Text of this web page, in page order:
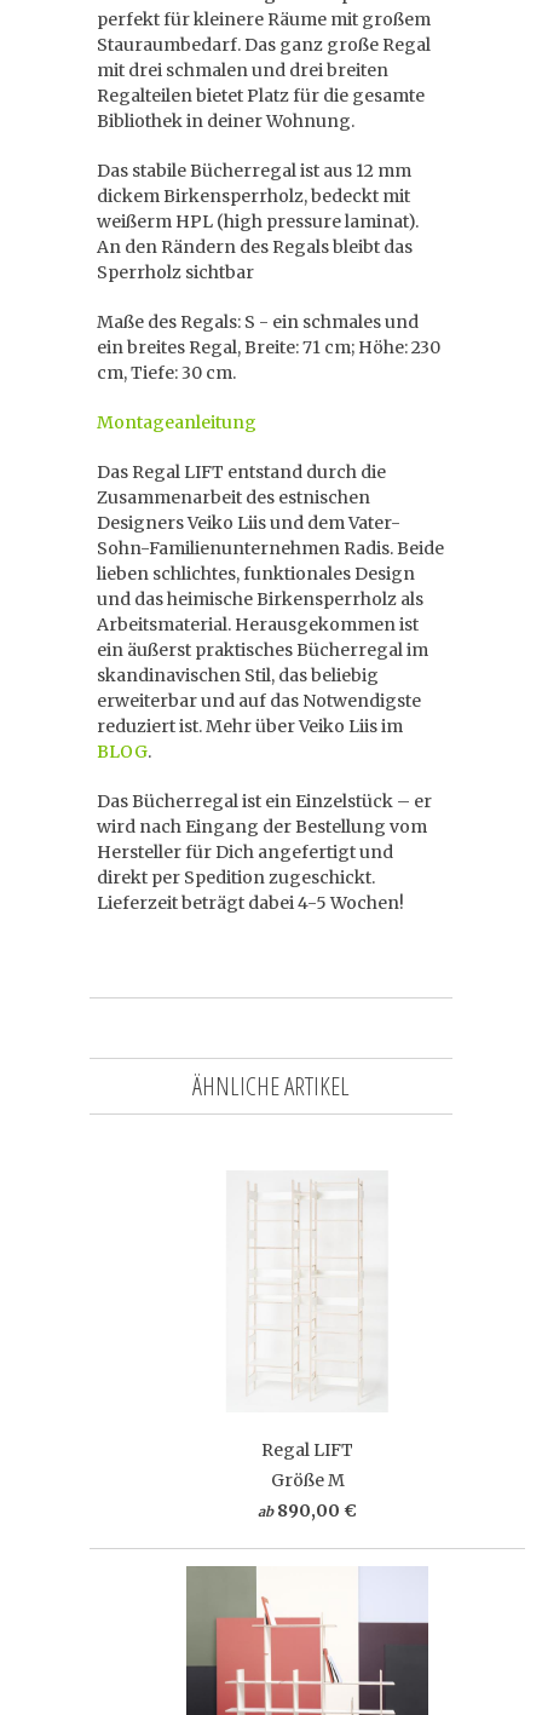
perfekt für kleinere Räume mit großem
Stauraumbedarf. Das ganz große Regal
mit drei schmalen und drei breiten
Regalteilen bietet Platz für die gesamte
Bibliothek in deiner Wohnung.
Das stabile Bücherregal ist aus 12 mm
dickem Birkensperrholz, bedeckt mit
weißerm HPL (high pressure laminat).
An den Rändern des Regals bleibt das
Sperrholz sichtbar
Maße des Regals: S - ein schmales und
ein breites Regal, Breite: 71 cm; Höhe: 230
cm, Tiefe: 30 cm.
Montageanleitung
Das Regal LIFT entstand durch die
Zusammenarbeit des estnischen
Designers Veiko Liis und dem Vater-
Sohn-Familienunternehmen Radis. Beide
lieben schlichtes, funktionales Design
und das heimische Birkensperrholz als
Arbeitsmaterial. Herausgekommen ist
ein äußerst praktisches Bücherregal im
skandinavischen Stil, das beliebig
erweiterbar und auf das Notwendigste
reduziert ist. Mehr über Veiko Liis im
BLOG.
Das Bücherregal ist ein Einzelstück – er
wird nach Eingang der Bestellung vom
Hersteller für Dich angefertigt und
direkt per Spedition zugeschickt.
Lieferzeit beträgt dabei 4-5 Wochen!
ÄHNLICHE ARTIKEL
Regal LIFT
Größe M
ab 890,00 €